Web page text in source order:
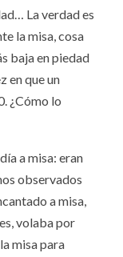
La verdad es
la misa, cosa
baja en piedad
en que un
¿Cómo lo
a misa: eran
observados
a misa,
volaba por
misa para